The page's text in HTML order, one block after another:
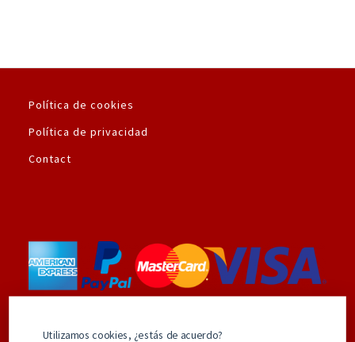
Política de cookies
Política de privacidad
Contact
Utilizamos cookies, ¿estás de acuerdo?